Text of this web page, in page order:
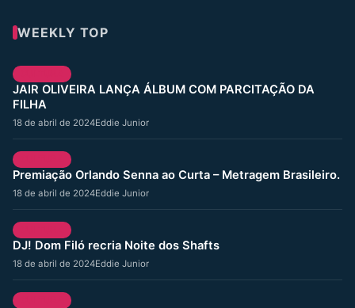
WEEKLY TOP
JAIR OLIVEIRA LANÇA ÁLBUM COM PARCITAÇÃO DA
FILHA
18 de abril de 2024Eddie Junior
Premiação Orlando Senna ao Curta – Metragem Brasileiro.
18 de abril de 2024Eddie Junior
DJ! Dom Filó recria Noite dos Shafts
18 de abril de 2024Eddie Junior